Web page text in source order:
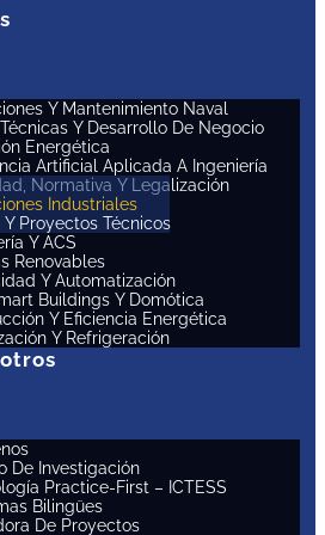
Y Mantenimiento Naval
Y Desarrollo De Negocio
Energética
Artificial Aplicada A Ingeniería
Normativa Y Legalización
Industriales
Y Proyectos Técnicos
Y ACS
Renovables
Y Automatización
Buildings Y Domótica
Y Eficiencia Energética
Y Refrigeración
De Investigación
Practice-First – ICTESS
Bilingües
De Proyectos